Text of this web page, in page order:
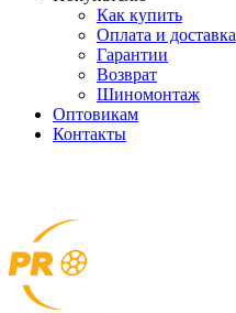
Как купить
Оплата и доставка
Гарантии
Возврат
Шиномонтаж
Оптовикам
Контакты